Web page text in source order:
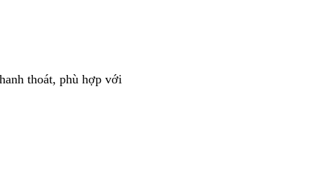
thoát, phù hợp với